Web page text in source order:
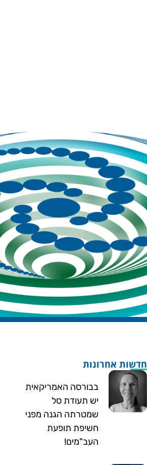
חדשות אחרונות
בבורסה האמריקאית
יש תעודת סל
שמטרתה הגנה מפני
חשיפת תופעת
העב"מים!